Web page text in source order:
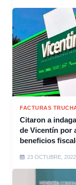
FACTURAS
Citaron a
de Vicentín por
beneficios
23 OCTUBRE, 2022